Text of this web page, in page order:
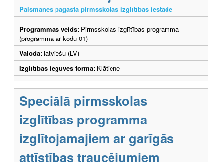
Palsmanes pagasta pirmsskolas izglītības iestāde
Programmas veids: Pirmsskolas izglītības programma
(programma ar kodu 01)
Valoda:latviešu (LV)
Izglītības ieguves forma: Klātiene
Speciālā pirmsskolas
izglītības programma
izglītojamajiem ar garīgās
attīstības traucējumiem